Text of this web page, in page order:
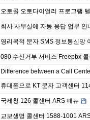
오토콜 오토다이얼러 프로그램
회사 사무실에 자동
영리목적 문자
080 수신거부 서비스 Freepbx
Difference between a Call
휴대폰으로 KT 문자 고객센터
국세청 126 콜센터 ARS 매뉴
교보생명 콜센터 1588-1001